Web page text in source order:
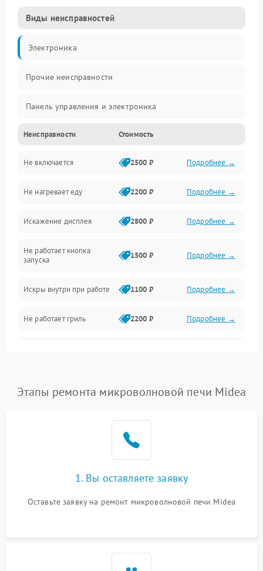
Виды неисправностей
Электроника
Прочие неисправности
Панель управления и электроника
Дверца и корпус
Механика и внутренние элементы
Механические повреждения
Питание и запуск
Нагрев и приготовление
Программное обеспечение
Неисправности Стоимость
Не включается 2500 ₽ Подробнее →
Не нагревает еду 2200 ₽ Подробнее →
Искажение дисплея 2800 ₽ Подробнее →
Не работает кнопка
запуска
1500 ₽ Подробнее →
Искры внутри при работе 1100 ₽ Подробнее →
Не работает гриль 2200 ₽ Подробнее →
Подробнее →
2200 ₽
Не работают сенсорные
1000 ₽
Этапы ремонта микроволновой печи Midea
1. Вы оставляете заявку
Оставьте заявку на ремонт микроволновой печи Midea